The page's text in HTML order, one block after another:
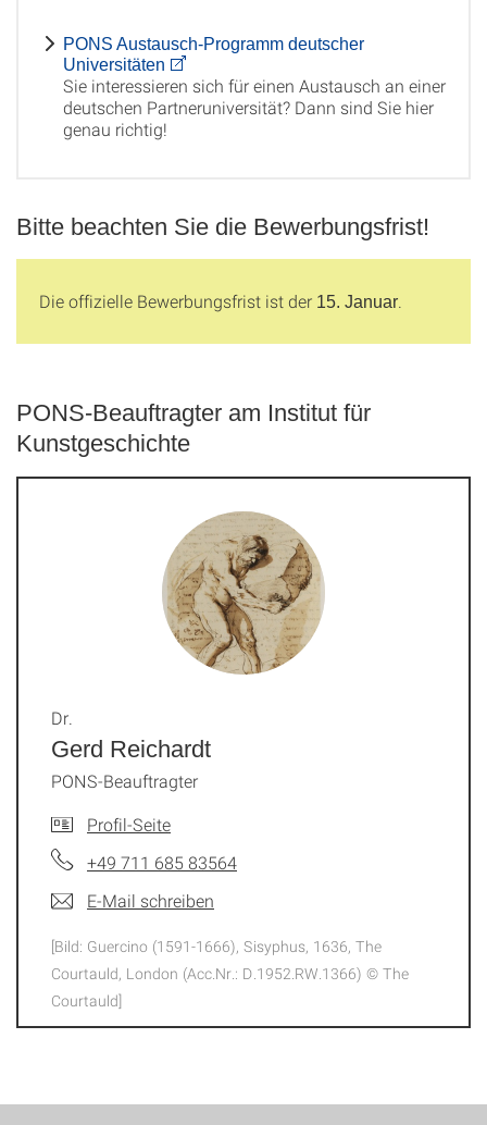
PONS Austausch-Programm deutscher
Universitäten
Sie interessieren sich für einen Austausch an einer
deutschen Partneruniversität? Dann sind Sie hier
genau richtig!
Bitte beachten Sie die Bewerbungsfrist!
Die offizielle Bewerbungsfrist ist der 15. Januar
PONS-Beauftragter am Institut für
Kunstgeschichte
Gerd Reichardt
Dr.
PONS-Beauftragter
Profil-Seite
+49 711 685 83564
E-Mail schreiben
[Bild: Guercino (1591-1666), Sisyphus, 1636, The
Courtauld, London (Acc.Nr.: D.1952.RW.1366) © The
Courtauld]